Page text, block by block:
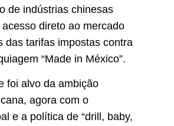
de indústrias chinesas
direto ao mercado
das tarifas impostas contra
“Made in México”.
foi alvo da ambição
agora com o
e a política de “drill, baby,